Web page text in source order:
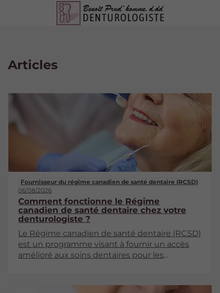
Articles
Fournisseur du régime canadien de santé dentaire (RCSD)
06/08/2026
Comment fonctionne le Régime
canadien de santé dentaire chez votre
denturologiste ?
Le Régime canadien de santé dentaire (RCSD)
est un programme visant à fournir un accès
amélioré aux soins dentaires pour les
la population. Cet article explore en détail le